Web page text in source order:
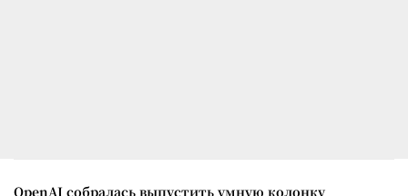
OpenAI собралась выпустить умную колонку